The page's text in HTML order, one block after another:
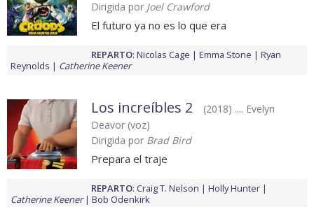
Dirigida por Joel Crawford
El futuro ya no es lo que era
REPARTO: Nicolas Cage Emma Stone
Ryan
Reynolds
Catherine Keener
Los increíbles 2
(2018) .... Evelyn
Deavor (voz)
Dirigida por Brad Bird
Prepara el traje
REPARTO: Craig T. Nelson
Holly Hunter
Catherine Keener
Bob Odenkirk